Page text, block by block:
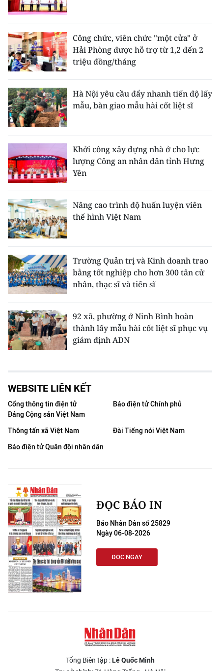
Công chức, viên chức "một cửa" ở
Hải Phòng được hỗ trợ từ 1,2 đến 2
triệu đồng/tháng
Hà Nội yêu cầu đẩy nhanh tiến độ lấy
mẫu, bàn giao mẫu hài cốt liệt sĩ
Khởi công xây dựng nhà ở cho lực
lượng Công an nhân dân tỉnh Hưng
Yên
Nâng cao trình độ huấn luyện viên
thể hình Việt Nam
Trường Quản trị và Kinh doanh trao
bằng tốt nghiệp cho hơn 300 tân cử
nhân, thạc sĩ và tiến sĩ
92 xã, phường ở Ninh Bình hoàn
thành lấy mẫu hài cốt liệt sĩ phục vụ
giám định ADN
WEBSITE LIÊN KẾT
Cổng thông tin điện tử
Đảng Cộng sản Việt Nam
Báo điện tử Chính phủ
Thông tấn xã Việt Nam
Đài Tiếng nói Việt Nam
Báo điện tử Quân đội nhân dân
ĐỌC BÁO IN
Báo Nhân Dân số 25829
Ngày 06-08-2026
ĐỌC NGAY
Tổng Biên tập :Lê Quốc Minh